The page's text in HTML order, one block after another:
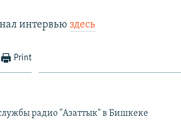
интервьюздесь
Print
радио "Азаттык" в Бишкеке